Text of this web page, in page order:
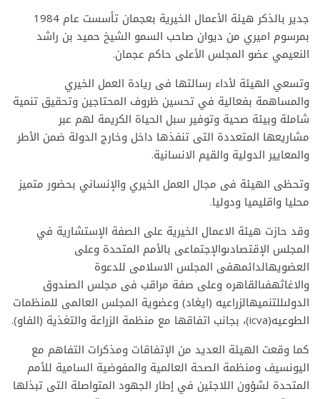
جدير بالذكر هيئة الأعمال الخيرية بعجمان تأسست عام 1984
بمرسوم اميري من ديوان صاحب السمو الشيخ حميد بن راشد
النعيمي عضو المجلس الأعلى حاكم عجمان.
وتسعي الهيئة لأداء رسالتها فى ريادة العمل الخيري
والمساهمة بفعالية في تحسين ظروف المحتاجين وتحقيق تنمية
شاملة وبيئة صحية وتوفير سبل الحياة الكريمة لهم عبر
مشاريعها المتعددة التى تنفذها داخل وخارج الدولة ضمن الأطر
والمعايير الدولية والقيم الانسانية.
وتحظى الهيئة فى مجال العمل الخيري والإنساني بحضور متميز
محليا واقليميا ودوليا.
وقد حازت هيئة الاعمال الخيرية على الصفة الإستشارية في
المجلس الإقتصادىوالإجتماعى بالأمم المتحدة وعلى
العضويهالدائمهفى المجلس الاسلامى للدعوة
والاغاثهفىالقاهره وعلى صفة مراقب فى مجلس الصندوق
الدولىللتنميهالزراعيه (ايغاد) وعضوية المجلس العالمى للمنظمات
الطوعيه(icva)، بجانب اتفاقها مع منظمة الزراعة والتغذية (الفاو).
كما وقعت الهيئة العديد من الإتفاقات ومذكرات التفاهم مع
اليونسيف ومنظمة الصحة العالمية والمفوضية السامية للأمم
المتحدة لشؤون اللاجئين في إطار الجهود المتواصلة التى تبذلها